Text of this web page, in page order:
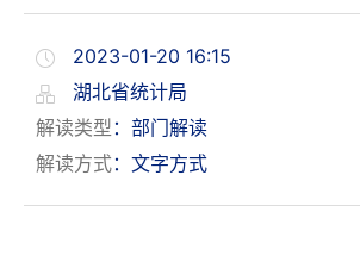
2023-01-20 16:15
湖北省统计局
解读类型 ：部门解读
解读方式：文字方式